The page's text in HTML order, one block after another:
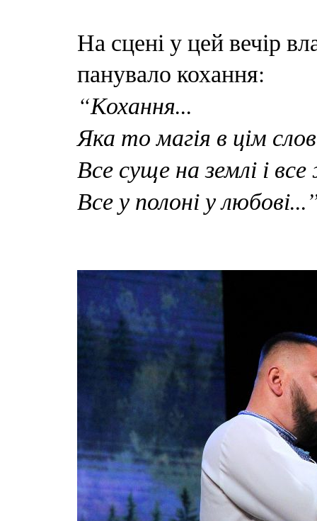
На сцені у цей вечір
панувало кохання:
“Кохання...
Яка то магія в цім
Все суще на землі і
Все у полоні у